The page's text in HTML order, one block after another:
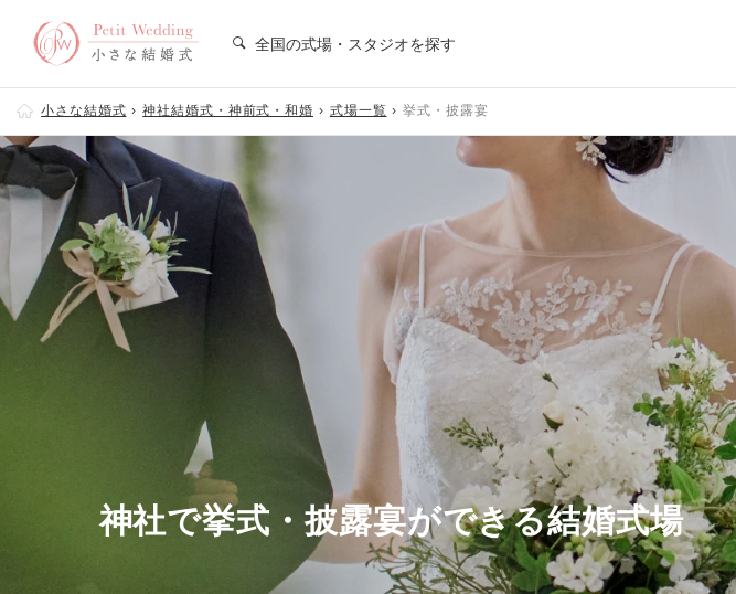
全国の式場・スタジオを探す
小さな結婚式 神社結婚式・神前式・和婚 式場一覧 挙式・披露宴
神社で挙式・披露宴ができる結婚式場